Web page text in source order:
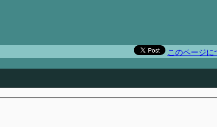
このページ